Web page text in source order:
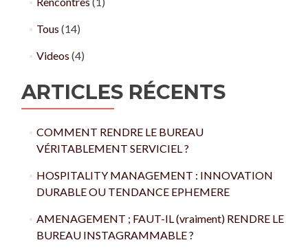
Tous (14)
Videos (4)
ARTICLES RÉCENTS
COMMENT RENDRE LE BUREAU
VÉRITABLEMENT SERVICIEL ?
HOSPITALITY MANAGEMENT : INNOVATION
DURABLE OU TENDANCE EPHEMERE
AMENAGEMENT ; FAUT-IL (vraiment) RENDRE LE
BUREAU INSTAGRAMMABLE ?